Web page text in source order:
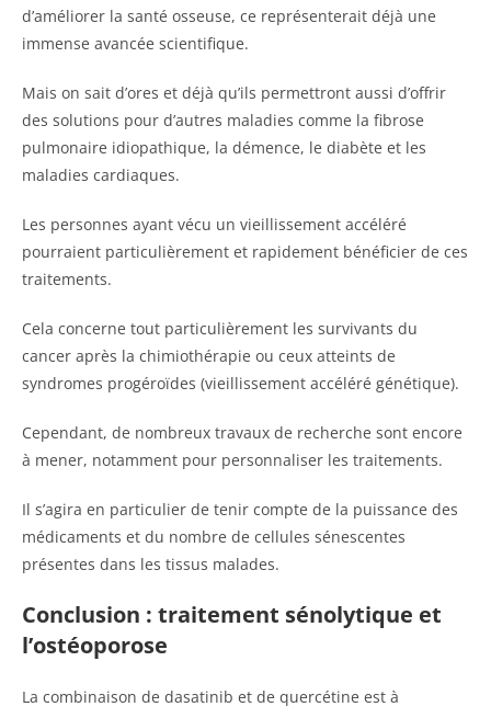
d’améliorer la santé osseuse, ce représenterait déjà une
immense avancée scientifique.
Mais on sait d’ores et déjà qu’ils permettront aussi d’offrir
des solutions pour d’autres maladies comme la fibrose
pulmonaire idiopathique, la démence, le diabète et les
maladies cardiaques.
Les personnes ayant vécu un vieillissement accéléré
pourraient particulièrement et rapidement bénéficier de ces
traitements.
Cela concerne tout particulièrement les survivants du
cancer après la chimiothérapie ou ceux atteints de
syndromes progéroïdes (vieillissement accéléré génétique).
Cependant, de nombreux travaux de recherche sont encore
à mener, notamment pour personnaliser les traitements.
Il s’agira en particulier de tenir compte de la puissance des
médicaments et du nombre de cellules sénescentes
présentes dans les tissus malades.
Conclusion : traitement sénolytique et
l’ostéoporose
La combinaison de dasatinib et de quercétine est à